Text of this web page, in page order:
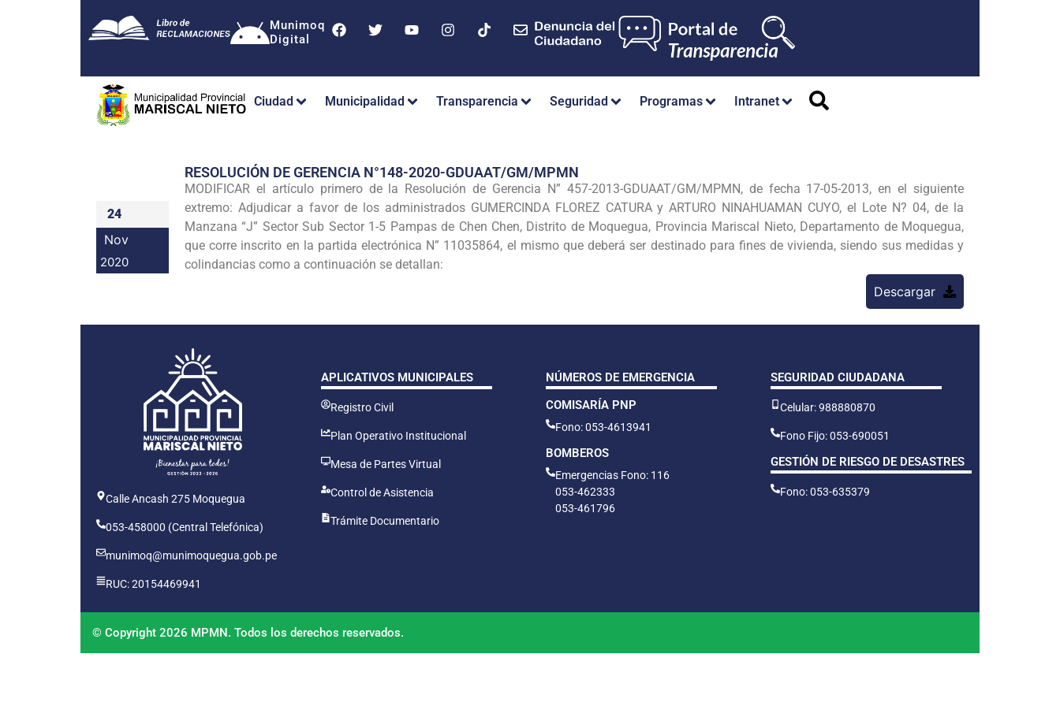
Munimoq
Digital
Ciudad Municipalidad Transparencia Seguridad Programas Intranet
24
Nov
2020
RESOLUCIÓN DE GERENCIA N°148-2020-GDUAAT/GM/MPMN
MODIFICAR el artículo primero de la Resolución de Gerencia N” 457-2013-GDUAAT/GM/MPMN, de fecha 17-05-2013, en el siguiente
extremo: Adjudicar a favor de los administrados GUMERCINDA FLOREZ CATURA y ARTURO NINAHUAMAN CUYO, el Lote N? 04, de la
Manzana “J” Sector Sub Sector 1-5 Pampas de Chen Chen, Distrito de Moquegua, Provincia Mariscal Nieto, Departamento de Moquegua,
que corre inscrito en la partida electrónica N” 11035864, el mismo que deberá ser destinado para fines de vivienda, siendo sus medidas y
colindancias como a continuación se detallan:
Descargar
Calle Ancash 275 Moquegua
053-458000 (Central Telefónica)
munimoq@munimoquegua.gob.pe
RUC: 20154469941
APLICATIVOS MUNICIPALES
Registro Civil
Plan Operativo Institucional
Mesa de Partes Virtual
Control de Asistencia
Trámite Documentario
NÚMEROS DE EMERGENCIA
COMISARÍA PNP
Fono: 053-4613941
BOMBEROS
Emergencias Fono: 116
053-462333
053-461796
SEGURIDAD CIUDADANA
Celular: 988880870
Fono Fijo: 053-690051
GESTIÓN DE RIESGO DE DESASTRES
Fono: 053-635379
© Copyright 2026 MPMN. Todos los derechos reservados.